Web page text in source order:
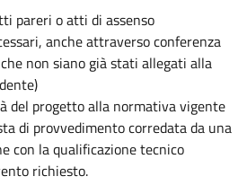
pareri o atti di assenso
anche attraverso conferenza
non siano già stati allegati alla
del progetto alla normativa vigente
di provvedimento corredata da una
con la qualificazione tecnico
richiesto.